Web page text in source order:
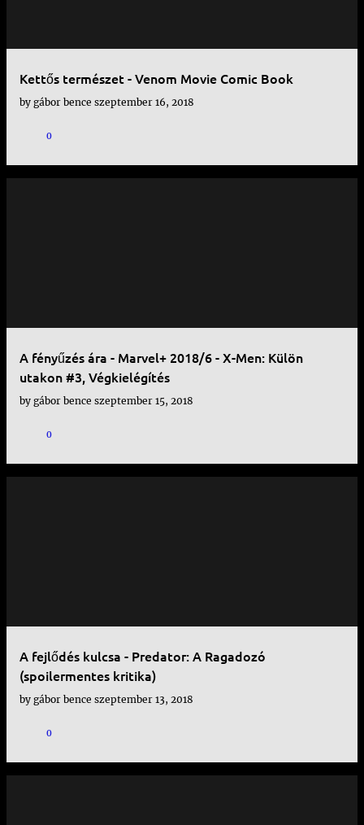
Kettős természet - Venom Movie Comic Book
by gábor bence szeptember 16, 2018
0
A fényűzés ára - Marvel+ 2018/6 - X-Men: Külön
utakon #3, Végkielégítés
by gábor bence szeptember 15, 2018
0
A fejlődés kulcsa - Predator: A Ragadozó
(spoilermentes kritika)
by gábor bence szeptember 13, 2018
0